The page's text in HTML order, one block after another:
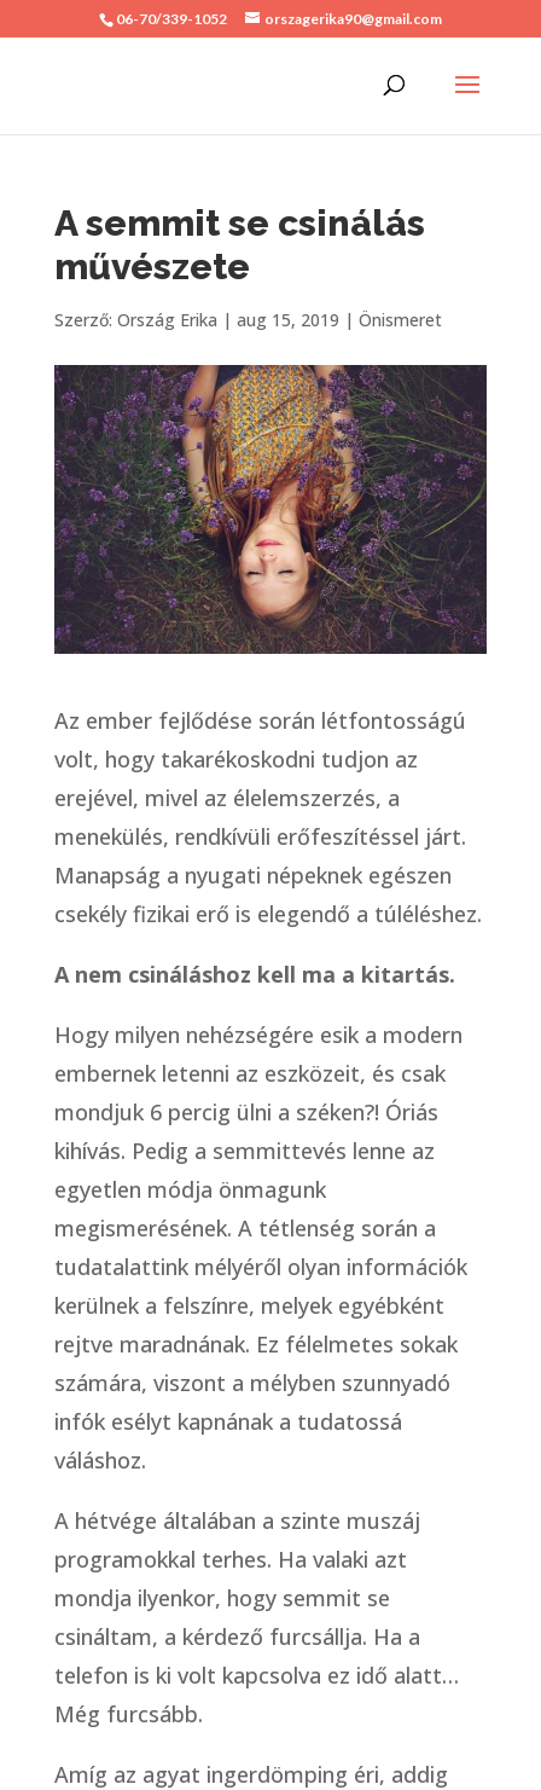
06-70/339-1052 orszagerika90@gmail.com
A semmit se csinálás
művészete
Szerző: Ország Erika | aug 15, 2019 | Önismeret
Az ember fejlődése során létfontosságú
volt, hogy takarékoskodni tudjon az
erejével, mivel az élelemszerzés, a
menekülés, rendkívüli erőfeszítéssel járt.
Manapság a nyugati népeknek egészen
csekély fizikai erő is elegendő a túléléshez.
A nem csináláshoz kell ma a kitartás.
Hogy milyen nehézségére esik a modern
embernek letenni az eszközeit, és csak
mondjuk 6 percig ülni a széken?! Óriás
kihívás. Pedig a semmittevés lenne az
egyetlen módja önmagunk
megismerésének. A tétlenség során a
tudatalattink mélyéről olyan információk
kerülnek a felszínre, melyek egyébként
rejtve maradnának. Ez félelmetes sokak
számára, viszont a mélyben szunnyadó
infók esélyt kapnának a tudatossá
váláshoz.
A hétvége általában a szinte muszáj
programokkal terhes. Ha valaki azt
mondja ilyenkor, hogy semmit se
csináltam, a kérdező furcsállja. Ha a
telefon is ki volt kapcsolva ez idő alatt…
Még furcsább.
Amíg az agyat ingerdömping éri, addig